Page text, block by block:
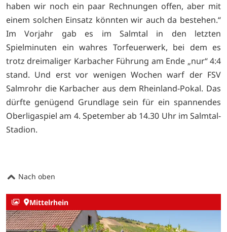
haben wir noch ein paar Rechnungen offen, aber mit
einem solchen Einsatz könnten wir auch da bestehen.“
Im Vorjahr gab es im Salmtal in den letzten
Spielminuten ein wahres Torfeuerwerk, bei dem es
trotz dreimaliger Karbacher Führung am Ende „nur“ 4:4
stand. Und erst vor wenigen Wochen warf der FSV
Salmrohr die Karbacher aus dem Rheinland-Pokal. Das
dürfte genügend Grundlage sein für ein spannendes
Oberligaspiel am 4. Spetember ab 14.30 Uhr im Salmtal-
Stadion.
Nach oben
Mittelrhein